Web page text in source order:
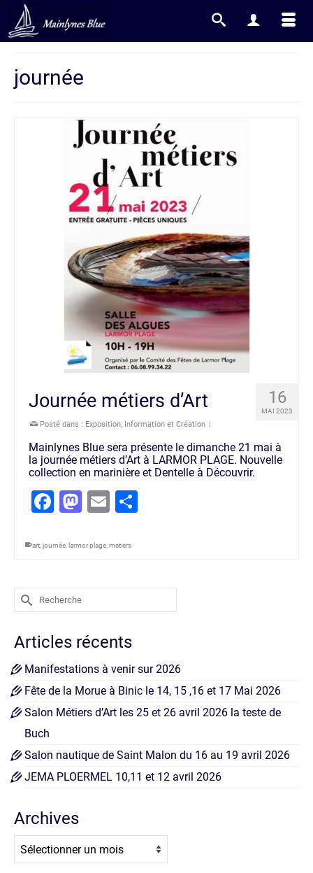
journée
16
MAI 2023
Journée métiers d’Art
Posté dans : Exposition, Information et Création |
Mainlynes Blue sera présente le dimanche 21 mai à
la journée métiers d’Art à LARMOR PLAGE. Nouvelle
collection en marinière et Dentelle à Découvrir.
Facebook
Mastodon
Email
art journée larmor plage metiers
Rechercher :
Articles récents
Manifestations à venir sur 2026
Fête de la Morue à Binic le 14, 15 ,16 et 17 Mai 2026
Salon Métiers d’Art les 25 et 26 avril 2026 la teste de
Buch
Salon nautique de Saint Malon du 16 au 19 avril 2026
JEMA PLOERMEL 10,11 et 12 avril 2026
Archives
Archives